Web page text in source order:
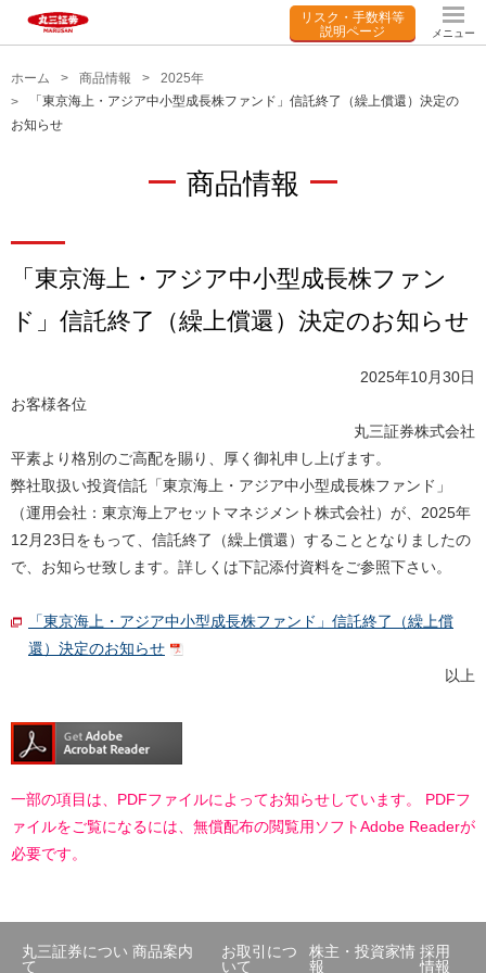
リスク・手数料等
説明ページ メニュー
ホーム 商品情報
2025年
「東京海上・アジア中小型成長株ファンド」信託終了（繰上償還）決定の
お知らせ
商品情報
「東京海上・アジア中小型成長株ファン
ド」信託終了（繰上償還）決定のお知らせ
2025年10月30日
お客様各位
丸三証券株式会社
平素より格別のご高配を賜り、厚く御礼申し上げます。
弊社取扱い投資信託「東京海上・アジア中小型成長株ファンド」
（運用会社：東京海上アセットマネジメント株式会社）が、2025年
12月23日をもって、信託終了（繰上償還）することとなりましたの
で、お知らせ致します。詳しくは下記添付資料をご参照下さい。
「東京海上・アジア中小型成長株ファンド」信託終了（繰上償
還）決定のお知らせ
以上
一部の項目は、PDFファイルによってお知らせしています。 PDFフ
ァイルをご覧になるには、無償配布の閲覧用ソフトAdobe Readerが
必要です。
丸三証券につい
て
商品案内
お取引につ
いて
株主・投資家情
報
採用
情報